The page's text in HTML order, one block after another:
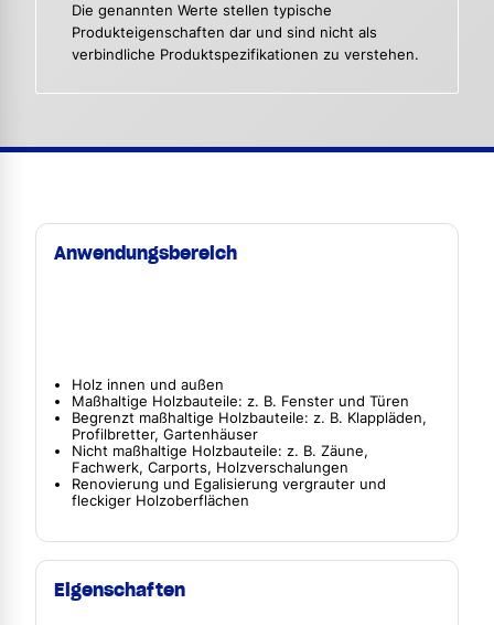
Die genannten Werte stellen typische
Produkteigenschaften dar und sind nicht als
verbindliche Produktspezifikationen zu verstehen.
Anwendungsbereich
Holz innen und außen
Maßhaltige Holzbauteile: z. B. Fenster und Türen
Begrenzt maßhaltige Holzbauteile: z. B. Klappläden,
Profilbretter, Gartenhäuser
Nicht maßhaltige Holzbauteile: z. B. Zäune,
Fachwerk, Carports, Holzverschalungen
Renovierung und Egalisierung vergrauter und
fleckiger Holzoberflächen
Eigenschaften